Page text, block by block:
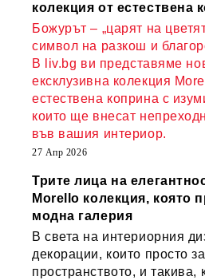
колекция от естествена
Божурът – „царят на
символ на разкош и
В liv.bg ви представяме
ексклузивна колекция
естествена коприна с
които ще внесат
във вашия интериор.
27 Апр 2026
Трите лица на
Morello колекция, която
модна галерия
В света на интериорния
декорации, които просто
пространството, и такива,